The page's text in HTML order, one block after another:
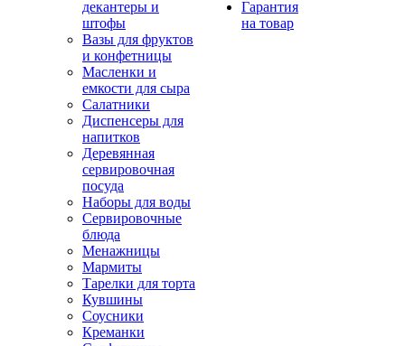
декантеры и
штофы
Вазы для фруктов
и конфетницы
Масленки и
емкости для сыра
Салатники
Диспенсеры для
напитков
Деревянная
сервировочная
посуда
Наборы для воды
Сервировочные
блюда
Менажницы
Мармиты
Тарелки для торта
Кувшины
Соусники
Креманки
Гарантия
на товар